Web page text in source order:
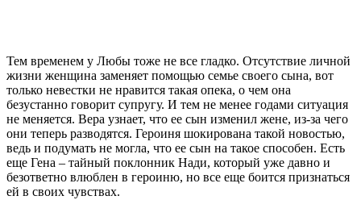
Тем временем у Любы тоже не все гладко. Отсутствие личной
жизни женщина заменяет помощью семье своего сына, вот
только невестки не нравится такая опека, о чем она
безустанно говорит супругу. И тем не менее годами ситуация
не меняется. Вера узнает, что ее сын изменил жене, из-за чего
они теперь разводятся. Героиня шокирована такой новостью,
ведь и подумать не могла, что ее сын на такое способен. Есть
еще Гена – тайный поклонник Нади, который уже давно и
безответно влюблен в героиню, но все еще боится признаться
ей в своих чувствах.